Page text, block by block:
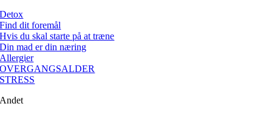
Detox
Find dit foremål
Hvis du skal starte på at træne
Din mad er din næring
Allergier
OVERGANGSALDER
STRESS
Andet